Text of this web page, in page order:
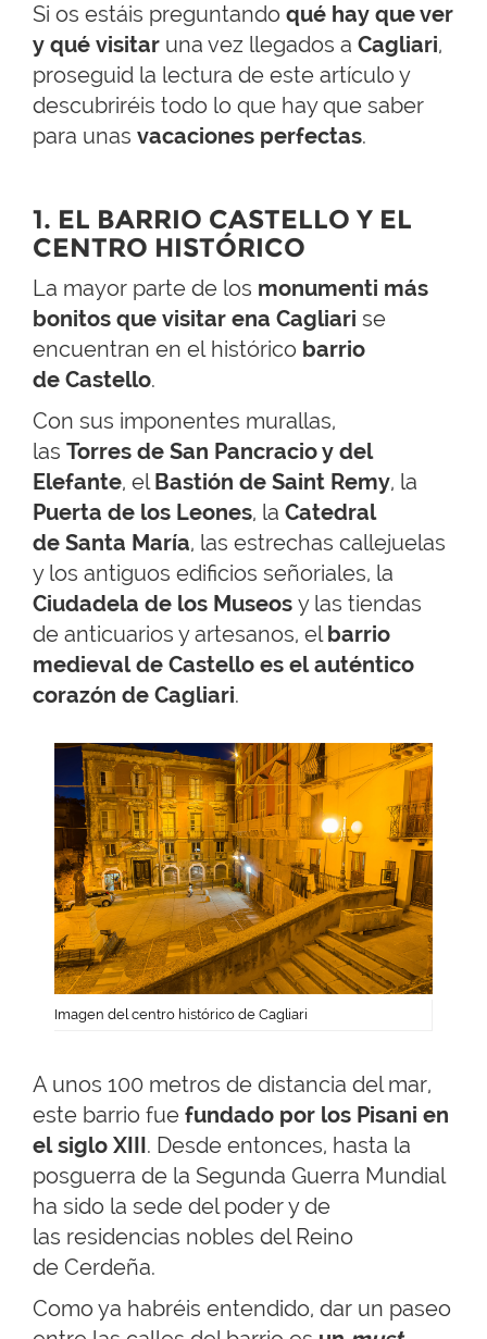
Si os estáis preguntando qué hay que ver
y qué visitar una vez llegados a Cagliari,
proseguid la lectura de este artículo y
descubriréis todo lo que hay que saber
para unas vacaciones perfectas.
1. EL BARRIO CASTELLO Y EL
CENTRO HISTÓRICO
La mayor parte de los monumenti más
bonitos que visitar ena Cagliari se
encuentran en el histórico barrio
de Castello.
Con sus imponentes murallas,
las Torres de San Pancracio y del
Elefante, elBastión de Saint Remy, la
Puerta de los Leones, la Catedral
de Santa María, las estrechas callejuelas
y los antiguos edificios señoriales, la
Ciudadela de los Museos y las tiendas
de anticuarios y artesanos, elbarrio
medieval de Castello es el auténtico
corazón de Cagliari.
Imagen del centro histórico de Cagliari
A unos 100 metros de distancia del mar,
este barrio fue fundado por los Pisani en
el siglo XIII. Desde entonces, hasta la
posguerra de la Segunda Guerra Mundial
ha sido la sede del poder y de
las residencias nobles del Reino
de Cerdeña.
Como ya habréis entendido, dar un paseo